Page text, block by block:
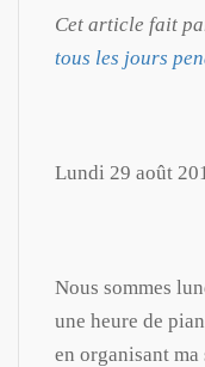
Cet article fait
tous les jours
Lundi 29 août
Nous sommes
une heure de
en organisant ma